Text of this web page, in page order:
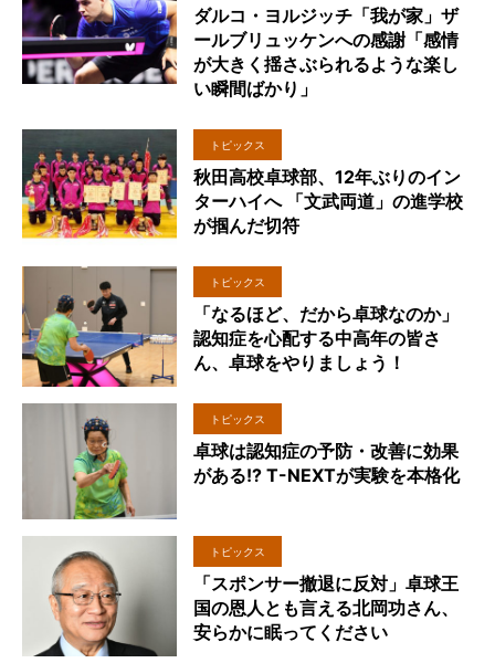
ダルコ・ヨルジッチ「我が家」ザ
ールブリュッケンへの感謝「感情
が大きく揺さぶられるような楽し
い瞬間ばかり」
トピックス
秋田高校卓球部、12年ぶりのイン
ターハイへ 「文武両道」の進学校
が掴んだ切符
トピックス
「なるほど、だから卓球なのか」
認知症を心配する中高年の皆さ
ん、卓球をやりましょう！
トピックス
卓球は認知症の予防・改善に効果
がある!? T-NEXTが実験を本格化
トピックス
「スポンサー撤退に反対」卓球王
国の恩人とも言える北岡功さん、
安らかに眠ってください